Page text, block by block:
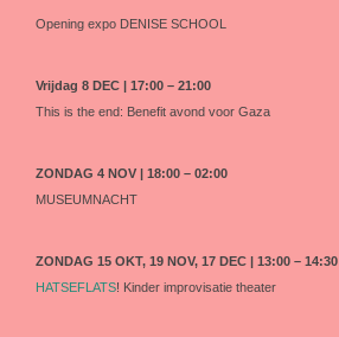
Opening expo DENISE SCHOOL
Vrijdag 8 DEC| 17:00 – 21:00
This is the end: Benefit avond voor Gaza
ZONDAG 4 NOV | 18:00 – 02:00
MUSEUMNACHT
ZONDAG 15 OKT, 19 NOV, 17 DEC | 13:00 – 14:30
HATSEFLATS! Kinder improvisatie theater